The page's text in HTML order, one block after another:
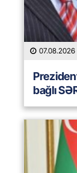
07.08.2026
bağlı